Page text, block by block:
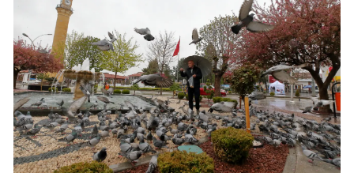
Karaman
Kırıkkale
Batman
Şırnak
Bartın